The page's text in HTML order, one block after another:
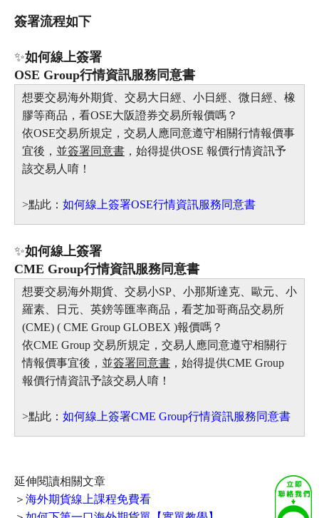
簽署流程如下
✨如何線上簽署
OSE Group行情資訊服務同意書
想要交易海外期貨、交易大日經、小日經、微日經、橡
膠等商品，看OSE大阪證券交易所報價嗎？
依OSE交易所規定，交易人應同意遵守相關行情報價事
宜後，並簽署同意書 ，始得提供OSE 報價行情資訊予
該交易人唷！
>點此： 如何線上簽署OSE行情資訊服務同意書
✨如何線上簽署
CME Group行情資訊服務同意書
想要交易海外期貨、交易小SP、小那斯達克、歐元、小
羅素、日元、英鎊等匯率商品，看芝加哥商品交易所
(CME) ( CME Group GLOBEX )報價嗎？
依CME Group 交易所規定，交易人應同意遵守相關行
情報價事宜後，並簽署同意書 ，始得提供CME Group
報價行情資訊予該交易人唷！
>點此： 如何線上簽署CME Group行情資訊服務同意書
延伸閱讀相關文章
＞ 海外期貨線上課程免費看